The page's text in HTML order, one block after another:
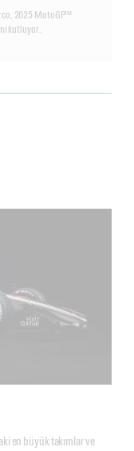
2025 MotoGP™
kutluyor.
en büyük takımlar ve